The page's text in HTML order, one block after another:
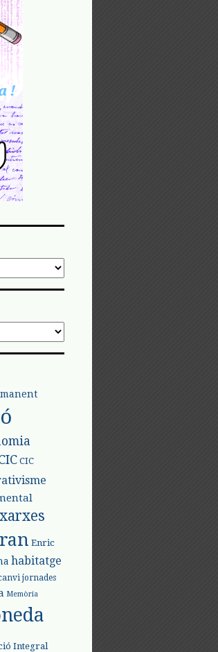
CIC
Enric
habitatge
jornades
Memòria
Integral